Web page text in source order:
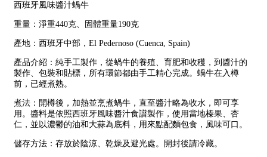
西班牙風味醬汁蝸牛
重量：淨重440克、固體重量190克
產地：西班牙中部，El Pedernoso (Cuenca, Spain)
產品介紹：純手工製作，從蝸牛的養殖、育肥和收穫，到醬汁的
製作、包裝和貼標，所有環節都由手工精心完成。蝸牛在入樽
前，已經煮熟。
煮法：開樽後，加熱並烹煮蝸牛，直至醬汁略為收水，即可享
用。醬料是依照西班牙風味醬汁食譜製作，使用當地榛果、杏
仁，並以濃鬱的油和大蒜為底料，用來點配麵包食，風味可口。
儲存方法：存放於陰涼、乾燥及避光處。開封後請冷藏。